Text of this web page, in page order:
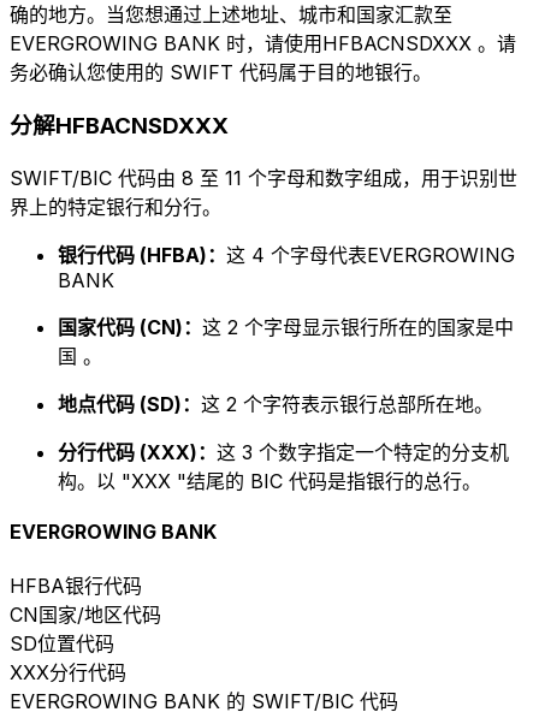
确的地方。当您想通过上述地址、城市和国家汇款至
EVERGROWING BANK 时，请使用HFBACNSDXXX 。请
务必确认您使用的 SWIFT 代码属于目的地银行。
分解HFBACNSDXXX
SWIFT/BIC 代码由 8 至 11 个字母和数字组成，用于识别世
界上的特定银行和分行。
银行代码 (HFBA)： 这 4 个字母代表EVERGROWING
BANK
国家代码 (CN)： 这 2 个字母显示银行所在的国家是中
国 。
地点代码 (SD)： 这 2 个字符表示银行总部所在地。
分行代码 (XXX)： 这 3 个数字指定一个特定的分支机
构。以 "XXX "结尾的 BIC 代码是指银行的总行。
EVERGROWING BANK
HFBA银行代码
CN国家/地区代码
SD位置代码
XXX分行代码
EVERGROWING BANK 的 SWIFT/BIC 代码